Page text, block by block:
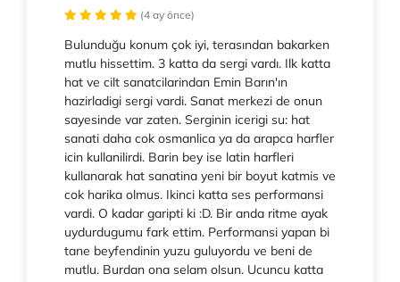
(4 ay önce)
Bulunduğu konum çok iyi, terasından bakarken
mutlu hissettim. 3 katta da sergi vardı. Ilk katta
hat ve cilt sanatcilarindan Emin Barın'ın
hazirladigi sergi vardi. Sanat merkezi de onun
sayesinde var zaten. Serginin icerigi su: hat
sanati daha cok osmanlica ya da arapca harfler
icin kullanilirdi. Barin bey ise latin harfleri
kullanarak hat sanatina yeni bir boyut katmis ve
cok harika olmus. Ikinci katta ses performansi
vardi. O kadar garipti ki :D. Bir anda ritme ayak
uydurdugumu fark ettim. Performansi yapan bi
tane beyfendinin yuzu guluyordu ve beni de
mutlu. Burdan ona selam olsun. Ucuncu katta